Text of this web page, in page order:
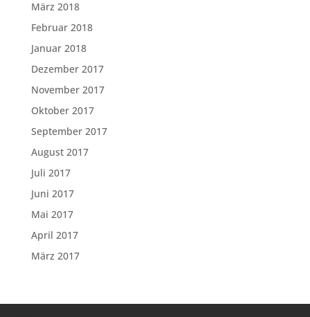
März 2018
Februar 2018
Januar 2018
Dezember 2017
November 2017
Oktober 2017
September 2017
August 2017
Juli 2017
Juni 2017
Mai 2017
April 2017
März 2017